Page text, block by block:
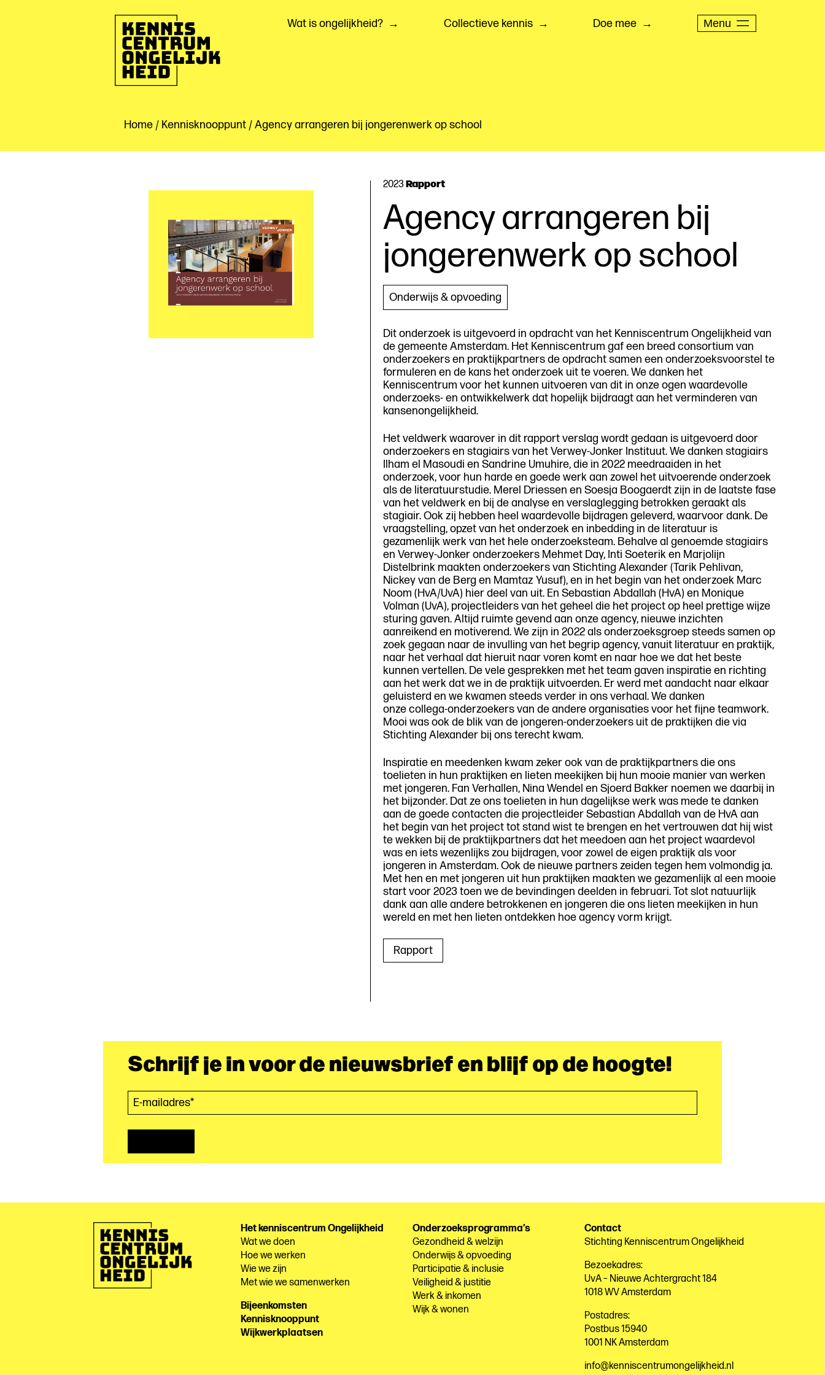
Wat is ongelijkheid? Collectieve kennis Doe mee Menu
Home / Kennisknooppunt / Agency arrangeren bij jongerenwerk op school
2023Rapport
Agency arrangeren bij
jongerenwerk op school
Onderwijs & opvoeding
Beschrijven
Dit onderzoek is uitgevoerd in opdracht van het Kenniscentrum Ongelijkheid van
de gemeente Amsterdam. Het Kenniscentrum gaf een breed consortium van
onderzoekers en praktijkpartners de opdracht samen een onderzoeksvoorstel te
formuleren en de kans het onderzoek uit te voeren. We danken het
Kenniscentrum voor het kunnen uitvoeren van dit in onze ogen waardevolle
onderzoeks- en ontwikkelwerk dat hopelijk bijdraagt aan het verminderen van
kansenongelijkheid.
Het veldwerk waarover in dit rapport verslag wordt gedaan is uitgevoerd door
onderzoekers en stagiairs van het Verwey-Jonker Instituut. We danken stagiairs
Ilham el Masoudi en Sandrine Umuhire, die in 2022 meedraaiden in het
onderzoek, voor hun harde en goede werk aan zowel het uitvoerende onderzoek
als de literatuurstudie. Merel Driessen en Soesja Boogaerdt zijn in de laatste fase
van het veldwerk en bij de analyse en verslaglegging betrokken geraakt als
stagiair. Ook zij hebben heel waardevolle bijdragen geleverd, waarvoor dank. De
vraagstelling, opzet van het onderzoek en inbedding in de literatuur is
gezamenlijk werk van het hele onderzoeksteam. Behalve al genoemde stagiairs
en Verwey-Jonker onderzoekers Mehmet Day, Inti Soeterik en Marjolijn
Distelbrink maakten onderzoekers van Stichting Alexander (Tarik Pehlivan,
Nickey van de Berg en Mamtaz Yusuf), en in het begin van het onderzoek Marc
Noom (HvA/UvA) hier deel van uit. En Sebastian Abdallah (HvA) en Monique
Volman (UvA), projectleiders van het geheel die het project op heel prettige wijze
sturing gaven. Altijd ruimte gevend aan onze agency, nieuwe inzichten
aanreikend en motiverend. We zijn in 2022 als onderzoeksgroep steeds samen op
zoek gegaan naar de invulling van het begrip agency, vanuit literatuur en praktijk,
naar het verhaal dat hieruit naar voren komt en naar hoe we dat het beste
kunnen vertellen. De vele gesprekken met het team gaven inspiratie en richting
aan het werk dat we in de praktijk uitvoerden. Er werd met aandacht naar elkaar
geluisterd en we kwamen steeds verder in ons verhaal. We danken
onze collega-onderzoekers van de andere organisaties voor het fijne teamwork.
Mooi was ook de blik van de jongeren-onderzoekers uit de praktijken die via
Stichting Alexander bij ons terecht kwam.
Inspiratie en meedenken kwam zeker ook van de praktijkpartners die ons
toelieten in hun praktijken en lieten meekijken bij hun mooie manier van werken
met jongeren. Fan Verhallen, Nina Wendel en Sjoerd Bakker noemen we daarbij in
het bijzonder. Dat ze ons toelieten in hun dagelijkse werk was mede te danken
aan de goede contacten die projectleider Sebastian Abdallah van de HvA aan
het begin van het project tot stand wist te brengen en het vertrouwen dat hij wist
te wekken bij de praktijkpartners dat het meedoen aan het project waardevol
was en iets wezenlijks zou bijdragen, voor zowel de eigen praktijk als voor
jongeren in Amsterdam. Ook de nieuwe partners zeiden tegen hem volmondig ja.
Met hen en met jongeren uit hun praktijken maakten we gezamenlijk al een mooie
start voor 2023 toen we de bevindingen deelden in februari. Tot slot natuurlijk
dank aan alle andere betrokkenen en jongeren die ons lieten meekijken in hun
wereld en met hen lieten ontdekken hoe agency vorm krijgt.
Rapport
Schrijf je in voor de nieuwsbrief en blijf op de hoogte!
Het kenniscentrum Ongelijkheid
Wat we doen
Hoe we werken
Wie we zijn
Met wie we samenwerken
Bijeenkomsten
Kennisknooppunt
Wijkwerkplaatsen
Onderzoeksprogramma’s
Gezondheid & welzijn
Onderwijs & opvoeding
Participatie & inclusie
Veiligheid & justitie
Werk & inkomen
Wijk & wonen
Contact
Stichting Kenniscentrum Ongelijkheid
Bezoekadres:
UvA – Nieuwe Achtergracht 184
1018 WV Amsterdam
Postadres:
Postbus 15940
1001 NK Amsterdam
info@kenniscentrumongelijkheid.nl